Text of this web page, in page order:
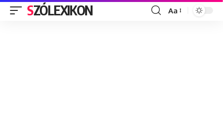
SZÓLEXIKON
Font
Aa